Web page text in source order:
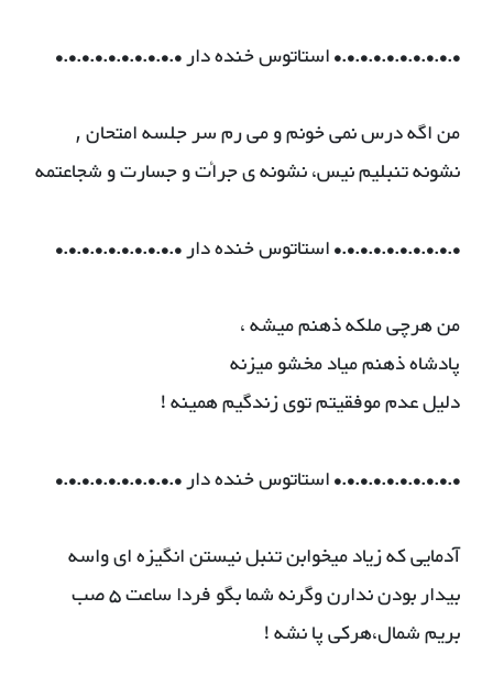
•.•.•.•.•.•.•.•.•.• استاتوس خنده دار •.•.•.•.•.•.•.•.•.•
من اگه درس نمی خونم و می رم سر جلسه امتحان ,
نشونه تنبلیم نیس، نشونه ی جرأت و جسارت و شجاعتمه
•.•.•.•.•.•.•.•.•.• استاتوس خنده دار •.•.•.•.•.•.•.•.•.•
من هرچی ملکه ذهنم میشه ،
پادشاه ذهنم میاد مخشو میزنه
دلیل عدم موفقیتم توی زندگیم همینه !
•.•.•.•.•.•.•.•.•.• استاتوس خنده دار •.•.•.•.•.•.•.•.•.•
آدمایی که زیاد میخوابن تنبل نیستن انگیزه ای واسه
بیدار بودن ندارن وگرنه شما بگو فردا ساعت ۵ صب
بریم شمال،هرکی پا نشه !